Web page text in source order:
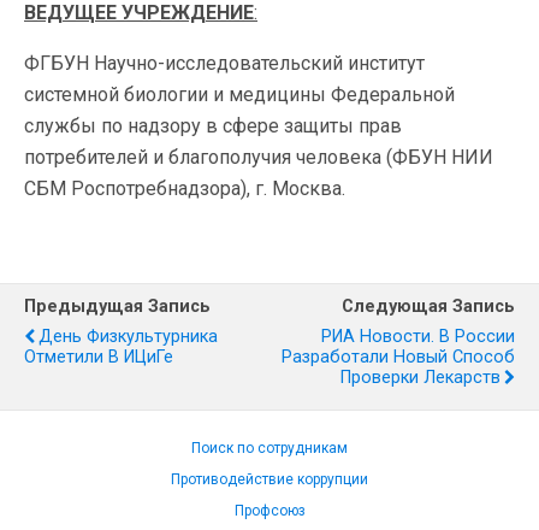
ВЕДУЩЕЕ УЧРЕЖДЕНИЕ:
ФГБУН Научно-исследовательский институт
системной биологии и медицины Федеральной
службы по надзору в сфере защиты прав
потребителей и благополучия человека (ФБУН НИИ
СБМ Роспотребнадзора), г. Москва.
Предыдущая Запись
День Физкультурника
Отметили В ИЦиГе
Следующая Запись
РИА Новости. В России
Разработали Новый Способ
Проверки Лекарств
Поиск по сотрудникам
Противодействие коррупции
Профсоюз